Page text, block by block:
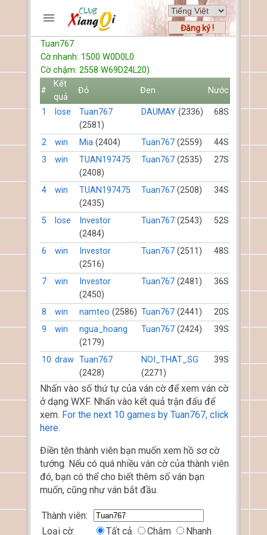
Đăng ký !
TRƯƠNG MỤC
Trang chủ
Đăng ký
Thành viên mới
Cách chơi
Hỏi đáp
Luật cờ tướng
Luật cờ úp
HỒ SƠ
FORUMS
TIẾN LÊN
Tuan767
Cờ nhanh: 1500 W0D0L0
Cờ chậm: 2558 W69D24L20)
#
Kết
quả
Đỏ Đen Nước
1 lose
Tuan767
(2581)
DAUMAY (2336) 68S
2 win Mia (2404) Tuan767 (2559)
44S
3
win
TUAN197475
(2408)
Tuan767 (2535) 27S
4 win
TUAN197475
(2435)
Tuan767 (2508) 34S
5 lose
Investor
(2484)
Tuan767 (2543) 52S
6 win
Investor
(2516)
Tuan767 (2511) 48S
7 win
Investor
(2450)
Tuan767 (2481) 36S
8 win namteo (2586) Tuan767 (2441)
20S
9
win
ngua_hoang
(2179)
Tuan767 (2424) 39S
10 draw Tuan767
(2428)
NOI_THAT_SG
(2271)
39S
Nhấn vào số thứ tự của ván cờ để xem ván cờ
ở dạng WXF. Nhấn vào kết quả trận đấu để
xem. For the next 10 games by Tuan767, click
here.
Điền tên thành viên bạn muốn xem hồ sơ cờ
tướng. Nếu có quá nhiều ván cờ của thành viên
đó, bạn có thể cho biết thêm số ván bạn
muốn, cũng như ván bắt đầu.
Thành viên:
Loại cờ:
Tất cả Chậm Nhanh